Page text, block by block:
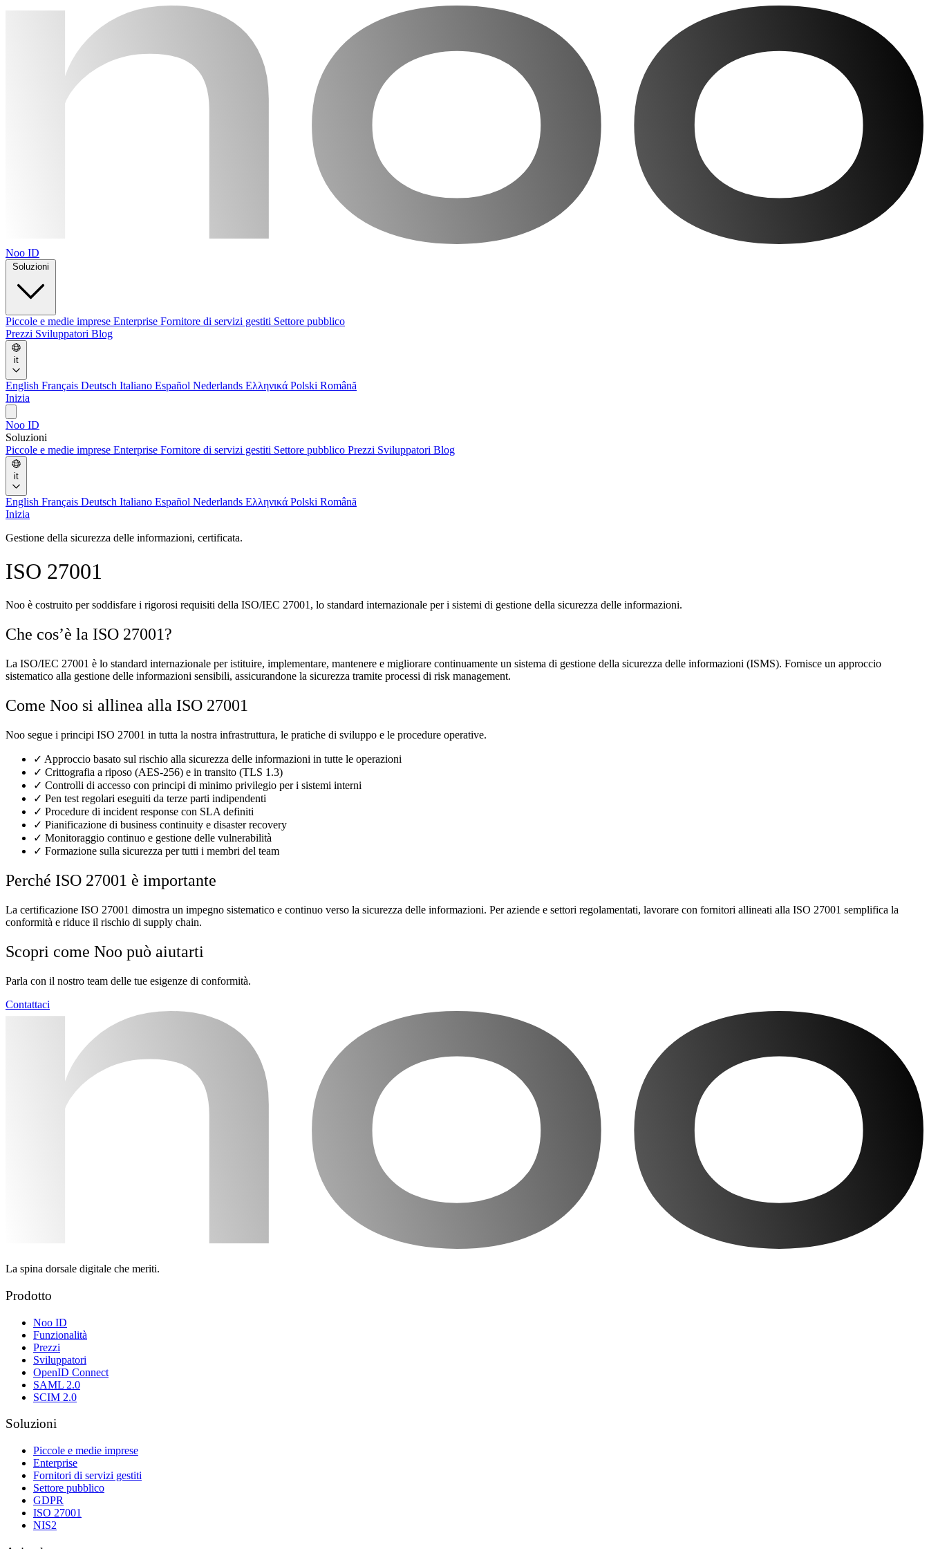
Noo ID
Piccole e medie imprese Enterprise Fornitore di servizi gestiti Settore pubblico
Prezzi Sviluppatori Blog
it
English Français Deutsch Italiano Español Nederlands Ελληνικά Polski Română
Inizia
Noo ID
Soluzioni
Piccole e medie imprese Enterprise Fornitore di servizi gestiti Settore pubblico Prezzi Sviluppatori Blog
it
English Français Deutsch Italiano Español Nederlands Ελληνικά Polski Română
Inizia
Gestione della sicurezza delle informazioni, certificata.
ISO 27001
Noo è costruito per soddisfare i rigorosi requisiti della ISO/IEC 27001, lo standard internazionale per i sistemi di gestione della sicurezza delle informazioni.
Che cos’è la ISO 27001?
La ISO/IEC 27001 è lo standard internazionale per istituire, implementare, mantenere e migliorare continuamente un sistema di gestione della sicurezza delle informazioni (ISMS). Fornisce un approccio
sistematico alla gestione delle informazioni sensibili, assicurandone la sicurezza tramite processi di risk management.
Come Noo si allinea alla ISO 27001
Noo segue i principi ISO 27001 in tutta la nostra infrastruttura, le pratiche di sviluppo e le procedure operative.
✓ Approccio basato sul rischio alla sicurezza delle informazioni in tutte le operazioni
✓ Crittografia a riposo (AES-256) e in transito (TLS 1.3)
✓ Controlli di accesso con principi di minimo privilegio per i sistemi interni
✓ Pen test regolari eseguiti da terze parti indipendenti
✓ Procedure di incident response con SLA definiti
✓ Pianificazione di business continuity e disaster recovery
✓ Monitoraggio continuo e gestione delle vulnerabilità
✓ Formazione sulla sicurezza per tutti i membri del team
Perché ISO 27001 è importante
La certificazione ISO 27001 dimostra un impegno sistematico e continuo verso la sicurezza delle informazioni. Per aziende e settori regolamentati, lavorare con fornitori allineati alla ISO 27001 semplifica la
conformità e riduce il rischio di supply chain.
Scopri come Noo può aiutarti
Parla con il nostro team delle tue esigenze di conformità.
Contattaci
La spina dorsale digitale che meriti.
Prodotto
Noo ID
Funzionalità
Prezzi
Sviluppatori
OpenID Connect
SAML 2.0
SCIM 2.0
Soluzioni
Piccole e medie imprese
Enterprise
Fornitori di servizi gestiti
Settore pubblico
GDPR
ISO 27001
NIS2